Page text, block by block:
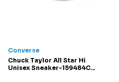
Converse
Chuck Taylor All Star Hi
Unisex Sneaker-159484C